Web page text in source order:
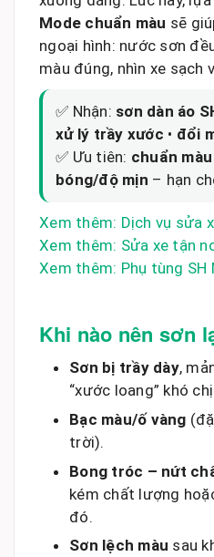
Mode chuẩn màu sẽ
ngoại hình: nước sơn
màu đúng, nhìn xe sạch
✅ Nhận: sơn dàn áo
xử lý trầy xước • đổi
✅ Ưu tiên: chuẩn màu
bóng/độ mịn – hạn
Xem thêm: Dịch vụ sửa
Xem thêm: Sửa xe tận
Xem thêm: Phụ tùng SH
Khi nào nên sơn
Sơn bị trầy dày,
“xước loang” khó
Bạc màu/ố vàng
trời).
Bong tróc – nứt
kém chất lượng
đó.
Sơn lệch màu sau